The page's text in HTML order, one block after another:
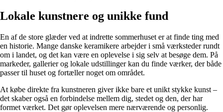
Lokale kunstnere og unikke fund
En af de store glæder ved at indrette sommerhuset er at finde ting med
en historie. Mange danske keramikere arbejder i små værksteder rundt
om i landet, og det kan være en oplevelse i sig selv at besøge dem. På
markeder, gallerier og lokale udstillinger kan du finde værker, der både
passer til huset og fortæller noget om området.
At købe direkte fra kunstneren giver ikke bare et unikt stykke kunst –
det skaber også en forbindelse mellem dig, stedet og den, der har
formet værket. Det gør oplevelsen mere nærværende og personlig.